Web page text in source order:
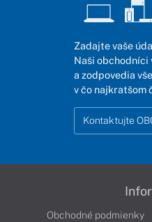
Zadajte vaše
Naši obchodníci
a zodpovedia
v čo najkratšom
Kontaktujte
Obchodné podmienky